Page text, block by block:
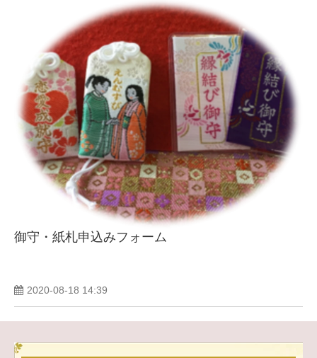
御守・紙札申込みフォーム
2020-08-18 14:39